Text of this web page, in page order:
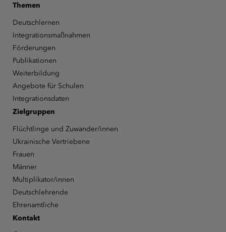
Themen
Deutschlernen
Integrationsmaßnahmen
Förderungen
Publikationen
Weiterbildung
Angebote für Schulen
Integrationsdaten
Zielgruppen
Flüchtlinge und Zuwander/innen
Ukrainische Vertriebene
Frauen
Männer
Multiplikator/innen
Deutschlehrende
Ehrenamtliche
Kontakt